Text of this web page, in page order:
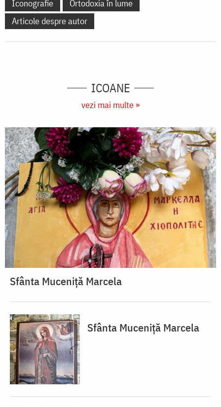
Iconografie
Ortodoxia în lume
Articole despre autor
ICOANE
vezi mai multe »
Sfânta Muceniță Marcela
Sfânta Muceniță Marcela